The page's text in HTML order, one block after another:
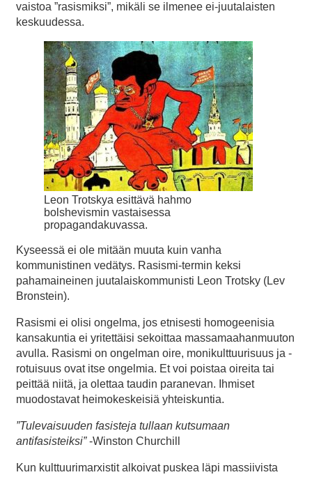
vaistoa ”rasismiksi”, mikäli se ilmenee ei-juutalaisten
keskuudessa.
Leon Trotskya esittävä hahmo
bolshevismin vastaisessa
propagandakuvassa.
Kyseessä ei ole mitään muuta kuin vanha
kommunistinen vedätys. Rasismi-termin keksi
pahamaineinen juutalaiskommunisti Leon Trotsky (Lev
Bronstein).
Rasismi ei olisi ongelma, jos etnisesti homogeenisia
kansakuntia ei yritettäisi sekoittaa massamaahanmuuton
avulla. Rasismi on ongelman oire, monikulttuurisuus ja -
rotuisuus ovat itse ongelmia. Et voi poistaa oireita tai
peittää niitä, ja olettaa taudin paranevan. Ihmiset
muodostavat heimokeskeisiä yhteiskuntia.
”Tulevaisuuden fasisteja tullaan kutsumaan
antifasisteiksi”-Winston Churchill
Kun kulttuurimarxistit alkoivat puskea läpi massiivista